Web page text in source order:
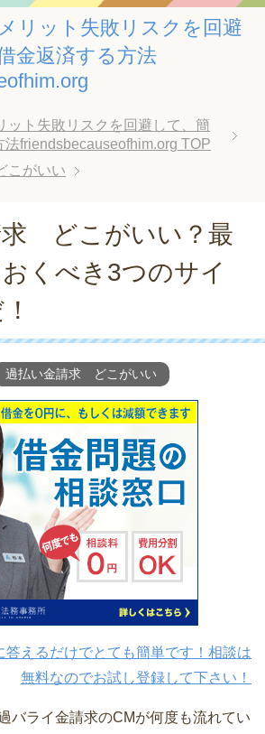
リット失敗リスクを回避
金返済する方法
ット失敗リスクを回避して、簡
friendsbecauseofhim.org TOP
こがいい
求 どこがいい？最
くべき3つのサイ
過払い金請求 どこがいい
答えるだけでとても簡単です！相談は
無料なのでお試し登録して下さい！
バライ金請求のCMが何度も流れてい